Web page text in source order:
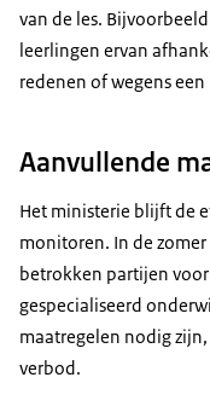
van de les.
leerlingen ervan
redenen of wegens
Aanvullende
Het ministerie blijft de
monitoren. In de
betrokken partijen
gespecialiseerd
maatregelen nodig
verbod.